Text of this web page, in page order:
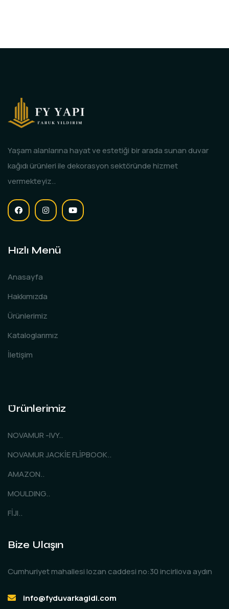
Yaşam alanlarına hayat ve estetiği bir arada sunan duvar
kağıdı ürünleri ile dekorasyon sektöründe hizmet
vermekteyiz..
Hızlı Menü
Anasayfa
Hakkımızda
Ürünlerimiz
Kataloglarımız
İletişim
Ürünlerimiz
NOVAMUR -IVY..
NOVAMUR JACKİE FLİPBOOK..
AMAZON..
MOULDING..
FİJI..
Bize Ulaşın
Cumhuriyet mahallesi lozan caddesi no:30 incirliova aydın
info@fyduvarkagidi.com